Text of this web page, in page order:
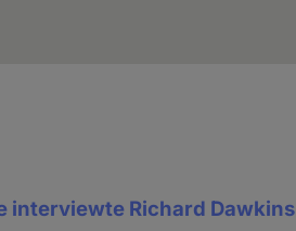
interviewte Richard Dawkins